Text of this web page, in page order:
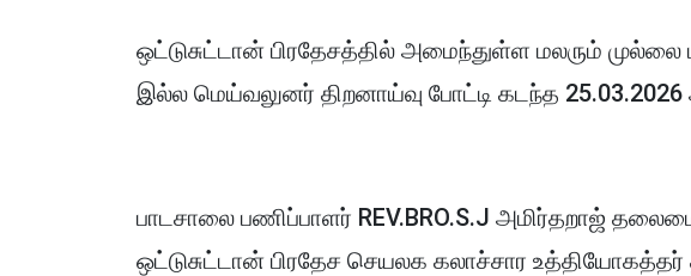
ஒட்டுசுட்டான் பிரதேசத்தில் அமைந்துள்ள மலரும் முல்லை
இல்ல மெய்வலுனர் திறனாய்வு போட்டி கடந்த
பாடசாலை பணிப்பாளர் REV.BRO.S.J அமிர்தறாஜ்
ஒட்டுசுட்டான் பிரதேச செயலக கலாச்சார உத்தியோகத்தர்